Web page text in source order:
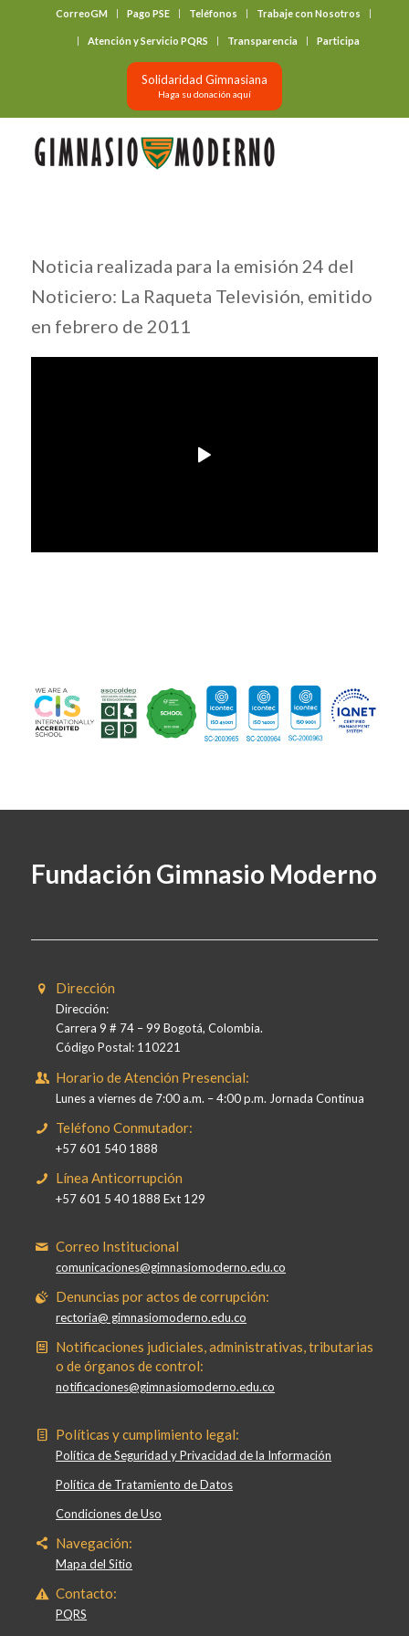
CorreoGM Pago PSE Teléfonos Trabaje con Nosotros
Atención y Servicio PQRS Transparencia Participa
Solidaridad Gimnasiana
Haga su donación aquí
Noticia realizada para la emisión 24 del
Noticiero: La Raqueta Televisión, emitido
en febrero de 2011
Fundación Gimnasio Moderno
Dirección
Dirección:
Carrera 9 # 74 – 99 Bogotá, Colombia.
Código Postal: 110221
Horario de Atención Presencial:
Lunes a viernes de 7:00 a.m. – 4:00 p.m. Jornada Continua
Teléfono Conmutador:
+57 601 540 1888
Línea Anticorrupción
+57 601 5 40 1888 Ext 129
Correo Institucional
comunicaciones@gimnasiomoderno.edu.co
Denuncias por actos de corrupción:
rectoria@ gimnasiomoderno.edu.co
Notificaciones judiciales, administrativas, tributarias
o de órganos de control:
notificaciones@gimnasiomoderno.edu.co
Políticas y cumplimiento legal:
Política de Seguridad y Privacidad de la Información
Política de Tratamiento de Datos
Condiciones de Uso
Navegación:
Mapa del Sitio
Contacto:
PQRS